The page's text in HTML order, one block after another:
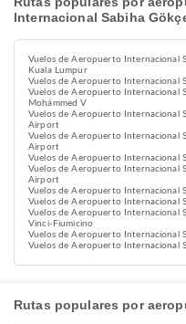
Internacional Sabiha
Vuelos de Aeropuerto Internacional
Kuala Lumpur
Vuelos de Aeropuerto Internacional
Vuelos de Aeropuerto Internacional
Mohámmed V
Vuelos de Aeropuerto Internacional
Airport
Vuelos de Aeropuerto Internacional
Airport
Vuelos de Aeropuerto Internacional
Vuelos de Aeropuerto Internacional
Airport
Vuelos de Aeropuerto Internacional
Vuelos de Aeropuerto Internacional
Vuelos de Aeropuerto Internacional
Vinci-Fiumicino
Vuelos de Aeropuerto Internacional
Vuelos de Aeropuerto Internacional
Rutas populares por